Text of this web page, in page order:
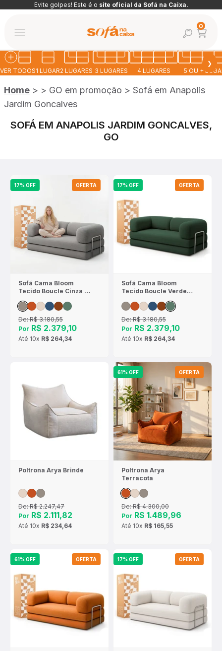
Pular para o conteúdoEvite golpes! Este é o site oficial da Sofá na Caixa.
Abrir menu de navegação
Sofá na Caixa
Abrir
Abrir
0
VER TODOS1 LUGAR2 LUGARES 3 LUGARES 4 LUGARES 5 OU +
❯
Home > > GO em promoção > Sofá em Anapolis
Jardim Goncalves
SOFÁ EM ANAPOLIS JARDIM GONCALVES,
GO
17% OFF OFERTA
Sofá Cama Bloom
Tecido Boucle Cinza -
Sofá na Caixa
De:R$ 3.180,55
Por R$ 2.379,10
Até 10x R$ 264,34
17% OFF OFERTA
Sofá Cama Bloom
Tecido Boucle Verde
Musgo - Sofá na Caixa
De:R$ 3.180,55
Por R$ 2.379,10
Até 10x R$ 264,34
Poltrona Arya Brinde
De:R$ 2.247,47
Por R$ 2.111,82
Até 10x R$ 234,64
61% OFF OFERTA
Poltrona Arya
Terracota
De:R$ 4.300,00
Por R$ 1.489,96
Até 10x R$ 165,55
61% OFF OFERTA 17% OFF OFERTA